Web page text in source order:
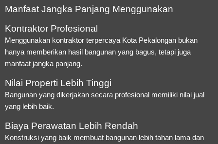
Manfaat Jangka Panjang Menggunakan
Kontraktor Profesional
Menggunakan kontraktor terpercaya Kota Pekalongan bukan
hanya memberikan hasil bangunan yang bagus, tetapi juga
manfaat jangka panjang.
Nilai Properti Lebih Tinggi
Bangunan yang dikerjakan secara profesional memiliki nilai jual
yang lebih baik.
Biaya Perawatan Lebih Rendah
Konstruksi yang baik membuat bangunan lebih tahan lama dan